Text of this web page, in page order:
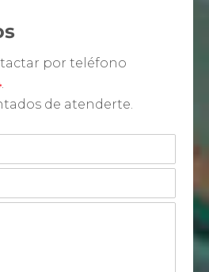
por teléfono
.
de atenderte.